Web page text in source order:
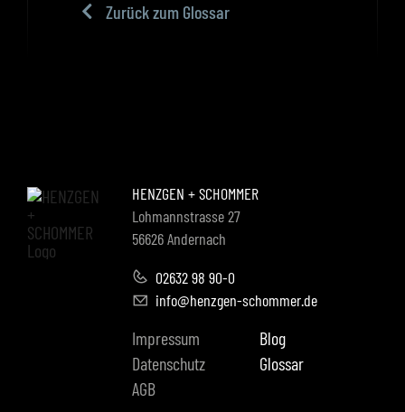
Zurück zum Glossar
HENZGEN + SCHOMMER
Lohmannstrasse 27
56626 Andernach
02632 98 90-0
info@henzgen-schommer.de
Impressum
Datenschutz
AGB
Blog
Glossar